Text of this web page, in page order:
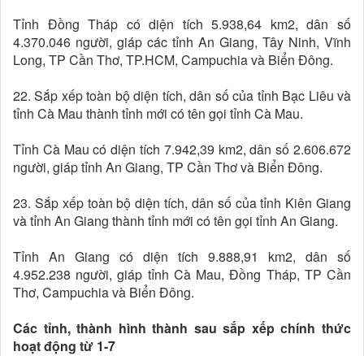
Tỉnh Đồng Tháp có diện tích 5.938,64 km2, dân số
4.370.046 người, giáp các tỉnh An Giang, Tây Ninh, Vĩnh
Long, TP Cần Thơ, TP.HCM, Campuchia và Biển Đông.
22. Sắp xếp toàn bộ diện tích, dân số của tỉnh Bạc Liêu và
tỉnh Cà Mau thành tỉnh mới có tên gọi tỉnh Cà Mau.
Tỉnh Cà Mau có diện tích 7.942,39 km2, dân số 2.606.672
người, giáp tỉnh An Giang, TP Cần Thơ và Biển Đông.
23. Sắp xếp toàn bộ diện tích, dân số của tỉnh Kiên Giang
và tỉnh An Giang thành tỉnh mới có tên gọi tỉnh An Giang.
Tỉnh An Giang có diện tích 9.888,91 km2, dân số
4.952.238 người, giáp tỉnh Cà Mau, Đồng Tháp, TP Cần
Thơ, Campuchia và Biển Đông.
Các tỉnh, thành hình thành sau sắp xếp chính thức
hoạt động từ 1-7